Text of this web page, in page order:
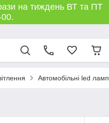
на тиждень ВТ та ПТ
Автомобільні led